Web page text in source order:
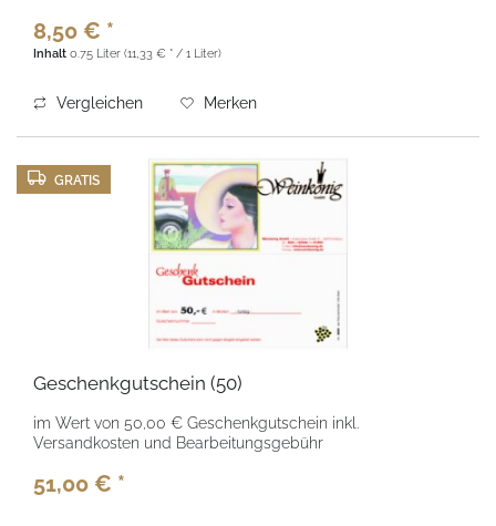
8,50 € *
Inhalt 0.75 Liter (11,33 € * / 1 Liter)
Vergleichen Merken
GRATIS
Geschenkgutschein (50)
im Wert von 50,00 € Geschenkgutschein inkl.
Versandkosten und Bearbeitungsgebühr
51,00 € *